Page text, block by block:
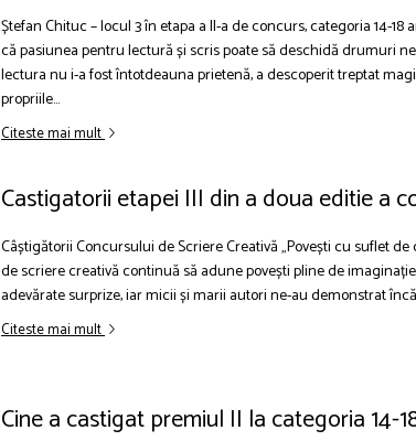
Ștefan Chituc – locul 3 în etapa a II-a de concurs, categoria 14-
că pasiunea pentru lectură și scris poate să deschidă drumuri
lectura nu i-a fost întotdeauna prietenă, a descoperit treptat
propriile...
Citeste mai mult
Castigatorii etapei III din a doua editie a
Câștigătorii Concursului de Scriere Creativă „Povești cu suflet de
de scriere creativă continuă să adune povești pline de
adevărate surprize, iar micii și marii autori ne-au demonstrat
Citeste mai mult
Cine a castigat premiul II la categoria 14-